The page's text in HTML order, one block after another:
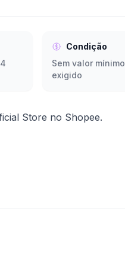
Condição
Sem valor mínimo
exigido
Store no Shopee.